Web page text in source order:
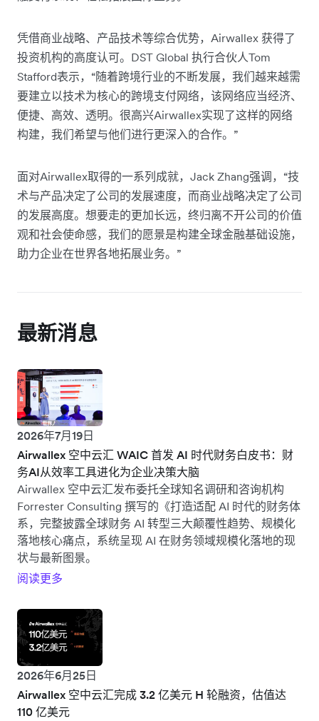
凭借商业战略、产品技术等综合优势，Airwallex 获得了
投资机构的高度认可。DST Global 执行合伙人Tom
Stafford表示，“随着跨境行业的不断发展，我们越来越需
要建立以技术为核心的跨境支付网络，该网络应当经济、
便捷、高效、透明。很高兴Airwallex实现了这样的网络
构建，我们希望与他们进行更深入的合作。”
面对Airwallex取得的一系列成就，Jack Zhang强调，“技
术与产品决定了公司的发展速度，而商业战略决定了公司
的发展高度。想要走的更加长远，终归离不开公司的价值
观和社会使命感，我们的愿景是构建全球金融基础设施，
助力企业在世界各地拓展业务。”
最新消息
2026年7月19日
Airwallex 空中云汇 WAIC 首发 AI 时代财务白皮书：财
务AI从效率工具进化为企业决策大脑
Airwallex 空中云汇发布委托全球知名调研和咨询机构
Forrester Consulting 撰写的《打造适配 AI 时代的财务体
系，完整披露全球财务 AI 转型三大颠覆性趋势、规模化
落地核心痛点，系统呈现 AI 在财务领域规模化落地的现
状与最新图景。
阅读更多
2026年6月25日
Airwallex 空中云汇完成 3.2 亿美元 H 轮融资，估值达
110 亿美元